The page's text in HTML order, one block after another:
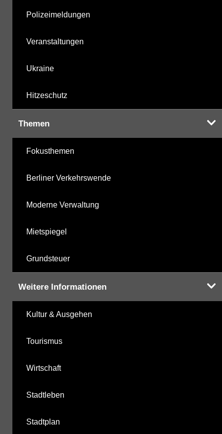
Polizeimeldungen
Veranstaltungen
Ukraine
Hitzeschutz
Themen
Fokusthemen
Berliner Verkehrswende
Moderne Verwaltung
Mietspiegel
Grundsteuer
Weitere Informationen
Kultur & Ausgehen
Tourismus
Wirtschaft
Stadtleben
Stadtplan